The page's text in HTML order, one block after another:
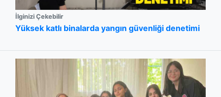
İlginizi Çekebilir
Yüksek katlı binalarda yangın güvenliği denetimi